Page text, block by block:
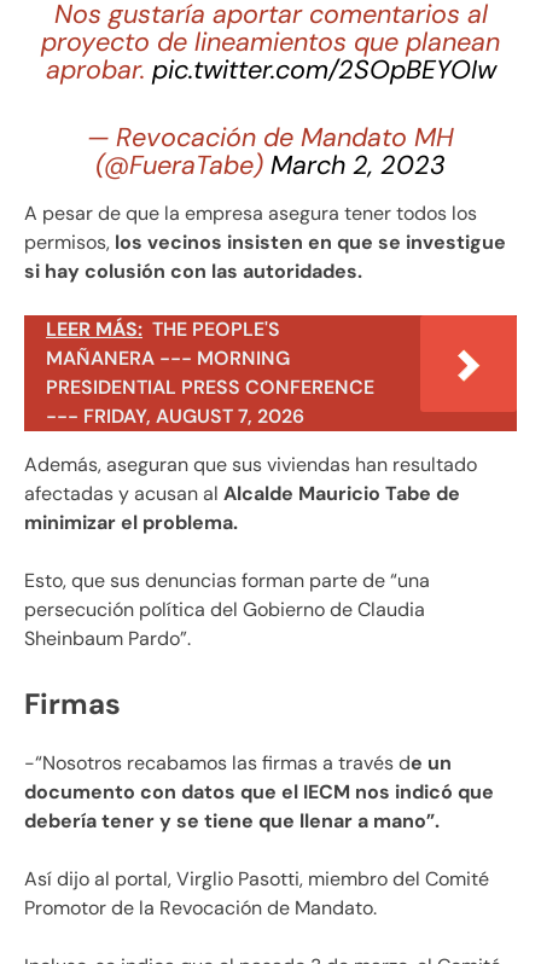
Nos gustaría aportar comentarios al
proyecto de lineamientos que planean
aprobar. pic.twitter.com/2SOpBEYOIw
— Revocación de Mandato MH
(@FueraTabe) March 2, 2023
A pesar de que la empresa asegura tener todos los
permisos, los vecinos insisten en que se investigue
si hay colusión con las autoridades.
LEER MÁS: THE PEOPLE'S
MAÑANERA --- MORNING
PRESIDENTIAL PRESS CONFERENCE
--- FRIDAY, AUGUST 7, 2026
Además, aseguran que sus viviendas han resultado
afectadas y acusan al Alcalde Mauricio Tabe de
minimizar el problema.
Esto, que sus denuncias forman parte de “una
persecución política del Gobierno de Claudia
Sheinbaum Pardo”.
Firmas
-“Nosotros recabamos las firmas a través de un
documento con datos que el IECM nos indicó que
debería tener y se tiene que llenar a mano”.
Así dijo al portal, Virglio Pasotti, miembro del Comité
Promotor de la Revocación de Mandato.